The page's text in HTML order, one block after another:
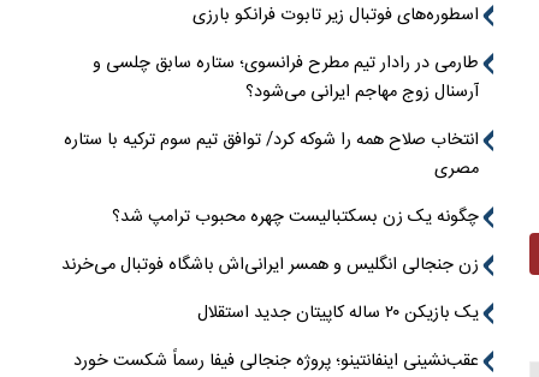
اسطوره‌های فوتبال زیر تابوت فرانکو بارزی
طارمی در رادار تیم مطرح فرانسوی؛ ستاره سابق چلسی و
آرسنال زوج مهاجم ایرانی می‌شود؟
انتخاب صلاح همه را شوکه کرد/ توافق تیم سوم ترکیه با ستاره
مصری
چگونه یک زن بسکتبالیست چهره محبوب ترامپ شد؟
زن جنجالی انگلیس و همسر ایرانی‌اش باشگاه فوتبال می‌خرند
یک بازیکن ۲۰ ساله کاپیتان جدید استقلال
عقب‌نشینی اینفانتینو؛ پروژه جنجالی فیفا رسماً شکست خورد